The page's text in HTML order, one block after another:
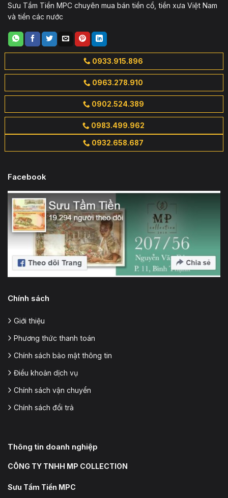
Sưu Tầm Tiền MPC chuyên mua bán tiền cổ, tiền xưa Việt Nam
và tiền các nước
0933.915.896
0963.278.910
0902.524.389
0983.499.962
0932.658.687
Facebook
Chính sách
Giới thiệu
Phương thức thanh toán
Chính sách bảo mật thông tin
Điều khoản dịch vụ
Chính sách vận chuyển
Chính sách đổi trả
Thông tin doanh nghiệp
CÔNG TY TNHH MP COLLECTION
Sưu Tầm Tiền MPC